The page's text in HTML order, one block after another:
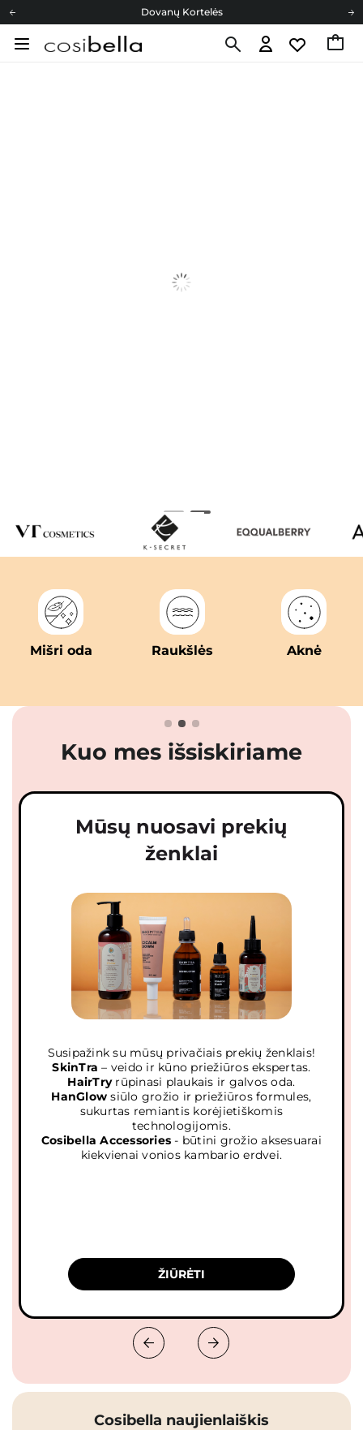
Dovanų Kortelės
Cosibella lojalumo programa
Mišri oda Raukšlės Aknė
Kuo mes išsiskiriame
Mūsų nuosavi prekių
ženklai
Susipažink su mūsų privačiais prekių ženklais!
SkinTra – veido ir kūno priežiūros ekspertas.
HairTryrūpinasi plaukais ir galvos oda.
HanGlow siūlo grožio ir priežiūros formules,
sukurtas remiantis korėjietiškomis
technologijomis.
Cosibella Accessories - būtini grožio aksesuarai
kiekvienai vonios kambario erdvei.
ŽIŪRĖTI
Cosibella naujienlaiškis